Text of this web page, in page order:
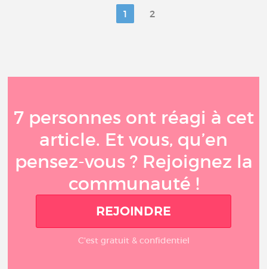
1 2
7 personnes ont réagi à cet
article. Et vous, qu’en
pensez-vous ? Rejoignez la
communauté !
REJOINDRE
C'est gratuit & confidentiel